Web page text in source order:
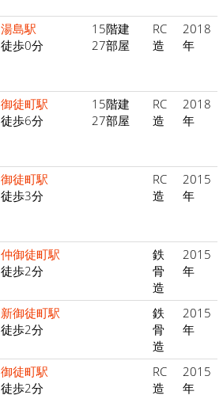
湯島駅
徒歩0分
15階建
27部屋
RC
造
2018
年
御徒町駅
徒歩6分
15階建
27部屋
RC
造
2018
年
御徒町駅
徒歩3分
RC
造
2015
年
仲御徒町駅
徒歩2分
鉄
骨
造
2015
年
新御徒町駅
徒歩2分
鉄
骨
造
2015
年
御徒町駅
徒歩2分
RC
造
2015
年